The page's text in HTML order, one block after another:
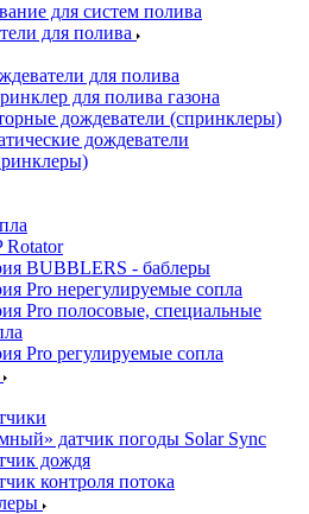
для систем полива
для полива
для полива
для полива газона
дождеватели (спринклеры)
дождеватели
Rotator
BUBBLERS - баблеры
Pro нерегулируемые сопла
Pro полосовые, специальные
Pro регулируемые сопла
датчик погоды Solar Sync
дождя
контроля потока